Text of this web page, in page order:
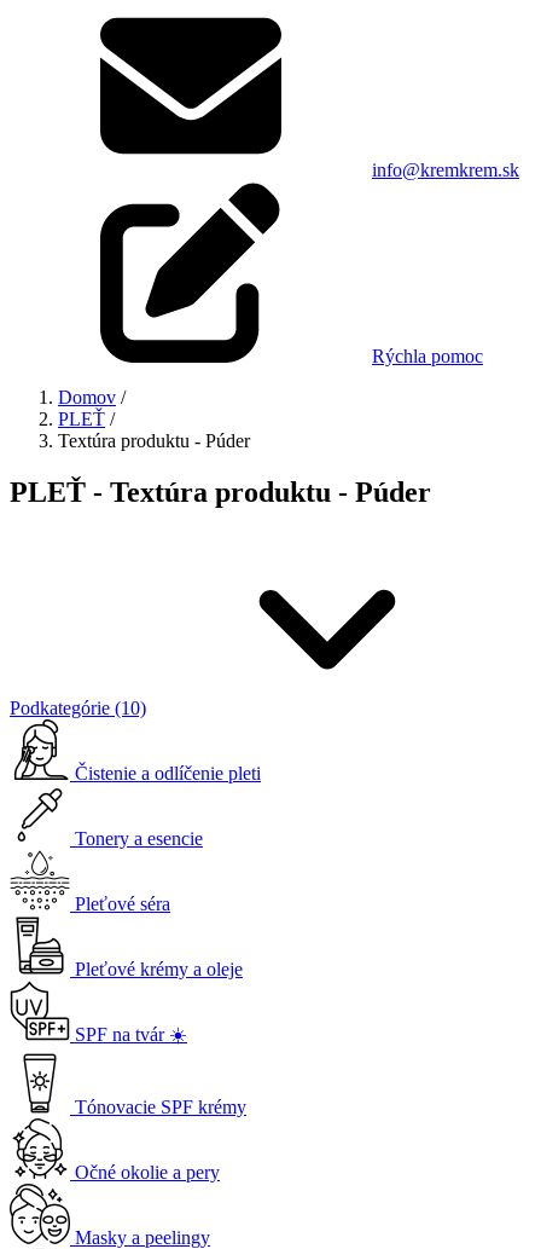
info@kremkrem.sk
Rýchla pomoc
Domov /
PLEŤ /
Textúra produktu - Púder
PLEŤ - Textúra produktu - Púder
Podkategórie (10)
Čistenie a odlíčenie pleti
Tonery a esencie
Pleťové séra
Pleťové krémy a oleje
SPF na tvár ☀️
Tónovacie SPF krémy
Očné okolie a pery
Masky a peelingy